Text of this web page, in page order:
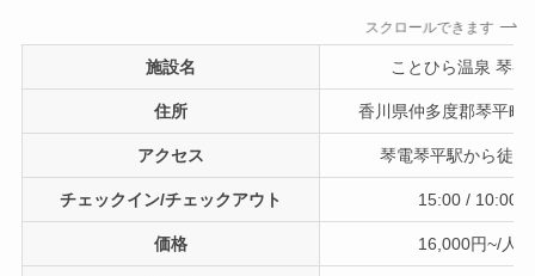
スクロールできます
施設名 ことひら温泉 琴参
住所 香川県仲多度郡琴平町
アクセス 琴電琴平駅から徒歩
チェックイン/チェックアウト 15:00 / 10:00
価格 16,000円~/人